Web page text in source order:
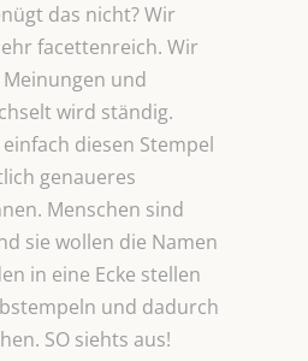
das nicht? Wir
facettenreich. Wir
und
wird ständig.
diesen Stempel
genaueres
Menschen sind
sie wollen die Namen
in eine Ecke stellen
und dadurch
SO siehts aus!